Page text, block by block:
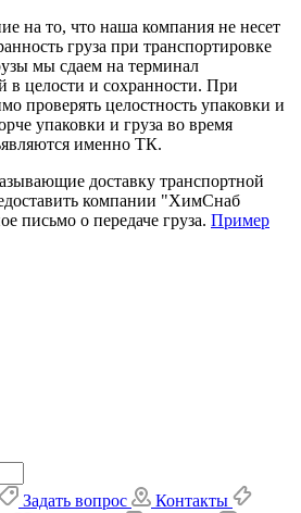
на то, что наша компания не несет
груза при транспортировке
мы сдаем на терминал
в целости и сохранности. При
проверять целостность упаковки и
упаковки и груза во время
именно ТК.
доставку транспортной
компании "ХимСнаб
письмо о передаче груза. Пример
Задать вопрос
Контакты